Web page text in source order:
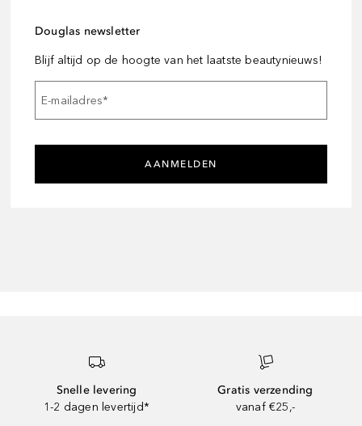
Douglas newsletter
Blijf altijd op de hoogte van het laatste beautynieuws!
E-mailadres*
AANMELDEN
Snelle levering
1-2 dagen levertijd*
Gratis verzending
vanaf €25,-